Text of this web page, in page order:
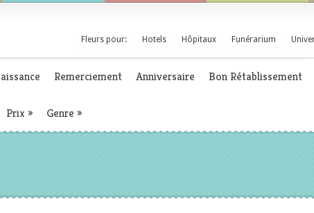
Fleurs pour: Hotels Hôpitaux Funérarium
Remerciement Anniversaire Bon Rétablissement
Prix » Genre »